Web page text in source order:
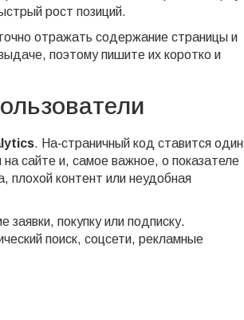
рост позиций.
отражать содержание страницы и
поэтому пишите их коротко и
. На‑страничный код ставится один
сайте и, самое важное, о показателе
плохой контент или неудобная
покупку или подписку.
поиск, соцсети, рекламные